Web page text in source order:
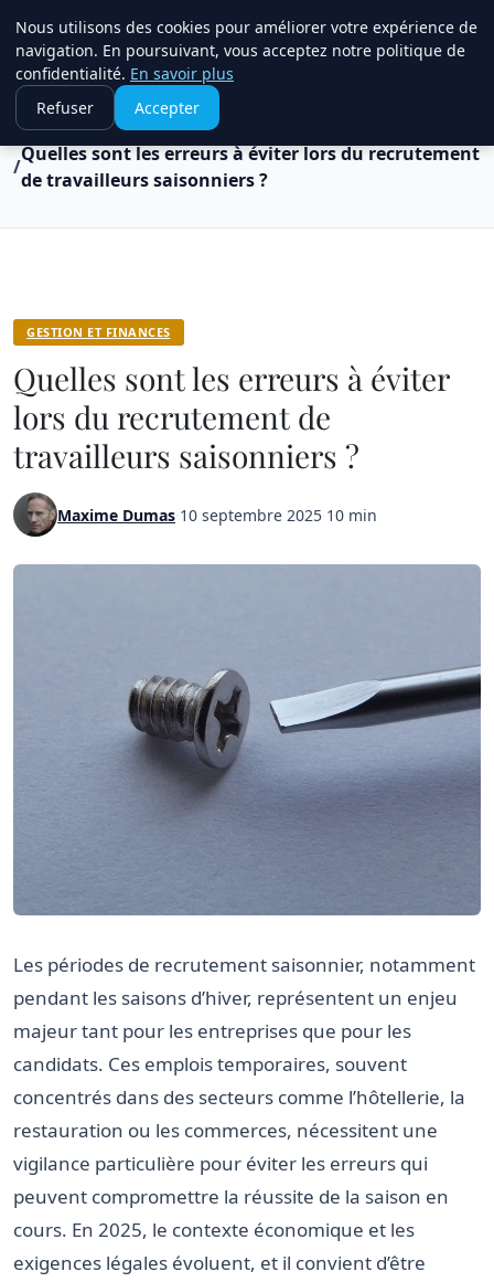
Travail Saisonnier
Accueil
Gestion et finances
Quelles sont les erreurs à éviter lors du recrutement
de travailleurs saisonniers ?
GESTION ET FINANCES
Quelles sont les erreurs à éviter
lors du recrutement de
travailleurs saisonniers ?
Maxime Dumas 10 septembre 2025 10 min
Les périodes de recrutement saisonnier, notamment
pendant les saisons d’hiver, représentent un enjeu
majeur tant pour les entreprises que pour les
candidats. Ces emplois temporaires, souvent
concentrés dans des secteurs comme l’hôtellerie, la
restauration ou les commerces, nécessitent une
vigilance particulière pour éviter les erreurs qui
peuvent compromettre la réussite de la saison en
cours. En 2025, le contexte économique et les
exigences légales évoluent, et il convient d’être
Nous utilisons des cookies pour améliorer votre expérience de
navigation. En poursuivant, vous acceptez notre politique de
confidentialité. En savoir plus
Refuser
Accepter